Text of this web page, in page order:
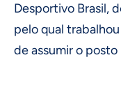
Desportivo Brasil,
pelo qual
de assumir o